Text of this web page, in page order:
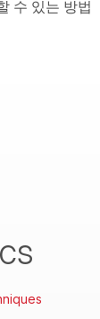
수 있는 방법